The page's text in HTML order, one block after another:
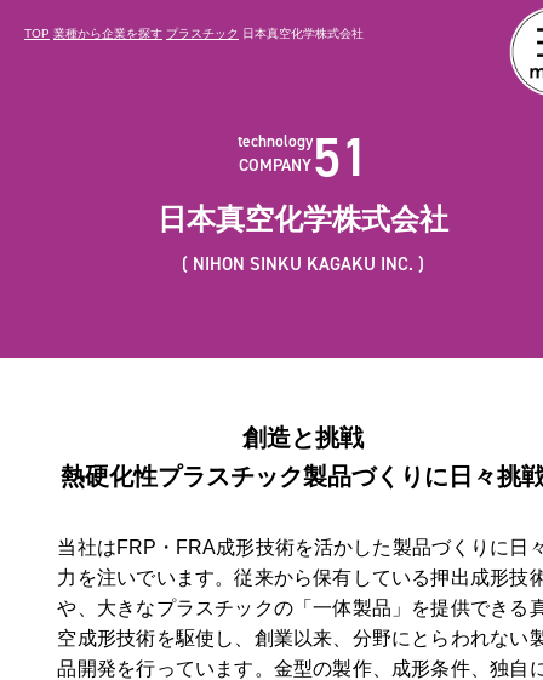
TOP 業種から企業を探す プラスチック 日本真空化学株式会社
technology
COMPANY51
日本真空化学株式会社
NIHON SINKU KAGAKU INC.
創造と挑戦
熱硬化性プラスチック製品づくりに日々挑
当社はFRP・FRA成形技術を活かした製品づくりに日
力を注いでいます。従来から保有している押出成形技
や、大きなプラスチックの「一体製品」を提供できる
空成形技術を駆使し、創業以来、分野にとらわれない
品開発を行っています。金型の製作、成形条件、独自